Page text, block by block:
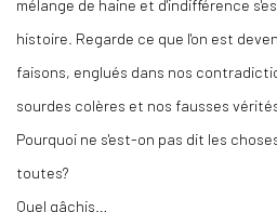
mélange de haine et d'indifférence
histoire. Regarde ce que l'on est
faisons, englués dans nos
sourdes colères et nos fausses
Pourquoi ne s'est-on pas dit les
toutes?
Quel gâchis…